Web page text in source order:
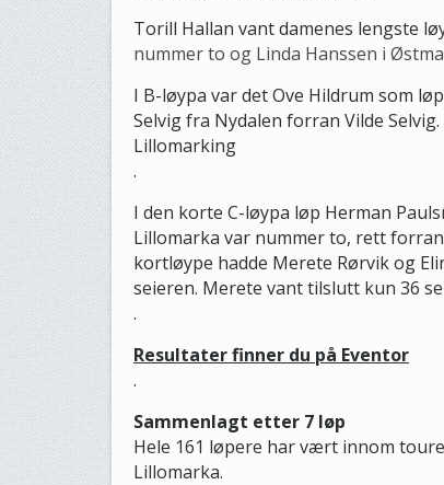
Torill Hallan vant damenes lengste
nummer to og Linda Hanssen i
I B-løypa var det Ove Hildrum som
Selvig fra Nydalen forran Vilde
Lillomarking
.
I den korte C-løypa løp Herman
Lillomarka var nummer to, rett
kortløype hadde Merete Rørvik og
seieren. Merete vant tilslutt kun 36
.
Resultater finner du på Eventor
.
Sammenlagt etter 7 løp
Hele 161 løpere har vært innom
Lillomarka.